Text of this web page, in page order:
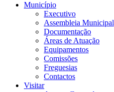
Município
Executivo
Assembleia Municipal
Documentação
Áreas de Atuação
Equipamentos
Comissões
Freguesias
Contactos
Visitar